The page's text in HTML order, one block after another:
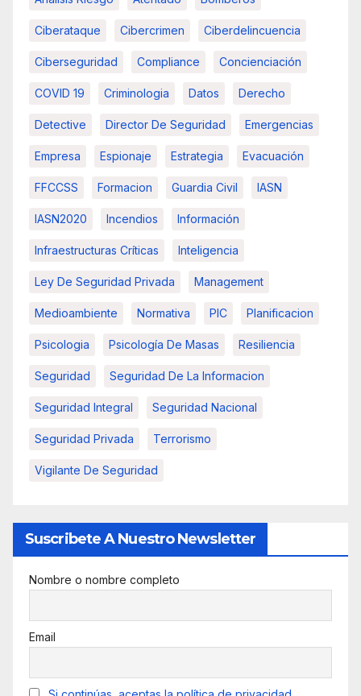
Ciberataque Cibercrimen Ciberdelincuencia
Ciberseguridad Compliance Concienciación
COVID 19 Criminologia Datos Derecho
Detective Director De Seguridad Emergencias
Empresa Espionaje Estrategia Evacuación
FFCCSS Formacion Guardia Civil IASN
IASN2020 Incendios Información
Infraestructuras Críticas Inteligencia
Ley De Seguridad Privada Management
Medioambiente Normativa PIC Planificacion
Psicologia Psicología De Masas Resiliencia
Seguridad Seguridad De La Informacion
Seguridad Integral Seguridad Nacional
Seguridad Privada Terrorismo
Vigilante De Seguridad
Suscribete A Nuestro Newsletter
Nombre o nombre completo
Email